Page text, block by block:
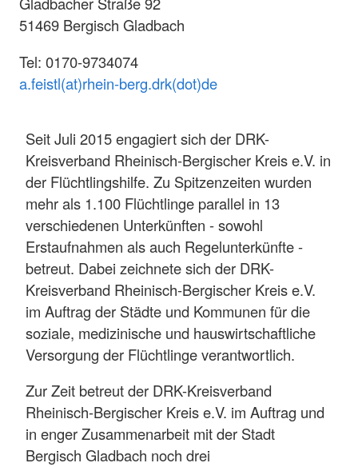
51469 Bergisch Gladbach
Tel: 0170-9734074
a.feistl(at)rhein-berg.drk(dot)de
Seit Juli 2015 engagiert sich der DRK-
Kreisverband Rheinisch-Bergischer Kreis e.V. in
der Flüchtlingshilfe. Zu Spitzenzeiten wurden
mehr als 1.100 Flüchtlinge parallel in 13
verschiedenen Unterkünften - sowohl
Erstaufnahmen als auch Regelunterkünfte -
betreut. Dabei zeichnete sich der DRK-
Kreisverband Rheinisch-Bergischer Kreis e.V.
im Auftrag der Städte und Kommunen für die
soziale, medizinische und hauswirtschaftliche
Versorgung der Flüchtlinge verantwortlich.
Zur Zeit betreut der DRK-Kreisverband
Rheinisch-Bergischer Kreis e.V. im Auftrag und
in enger Zusammenarbeit mit der Stadt
Bergisch Gladbach noch drei